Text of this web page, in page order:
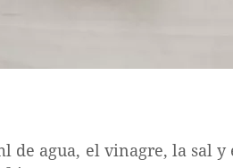
de agua, el vinagre, la sal y